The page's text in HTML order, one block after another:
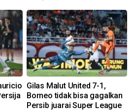
Gilas Malut United 7-1,
Borneo tidak bisa gagalkan
Persib juarai Super League